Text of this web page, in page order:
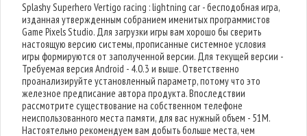
Splashy Superhero Vertigo racing : lightning car - бесподобная игра,
изданная утвержденным собранием именитых программистов
Game Pixels Studio. Для загрузки игры вам хорошо бы сверить
настоящую версию системы, прописанные системное условия
игры формируются от заполученной версии. Для текущей версии -
Требуемая версия Android - 4.0.3 и выше. Ответственно
проанализируйте установленный параметр, потому что это
железное предписание автора продукта. Впоследствии
рассмотрите существование на собственном телефоне
неиспользованного места памяти, для вас нужный объем - 51M.
Настоятельно рекомендуем вам добыть больше места, чем